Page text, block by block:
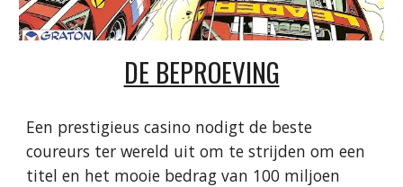
DE BEPROEVING
Een prestigieus casino nodigt de beste
coureurs ter wereld uit om te strijden om een ​​
titel en het mooie bedrag van 100 miljoen